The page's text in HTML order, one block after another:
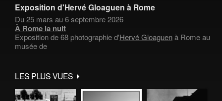
Exposition d'Hervé Gloaguen à Rome
Du 25 mars au 6 septembre 2026
À Rome la nuit
Exposition de 68 photographie d'Hervé Gloaguenà Rome au
musée de
LES PLUS VUES